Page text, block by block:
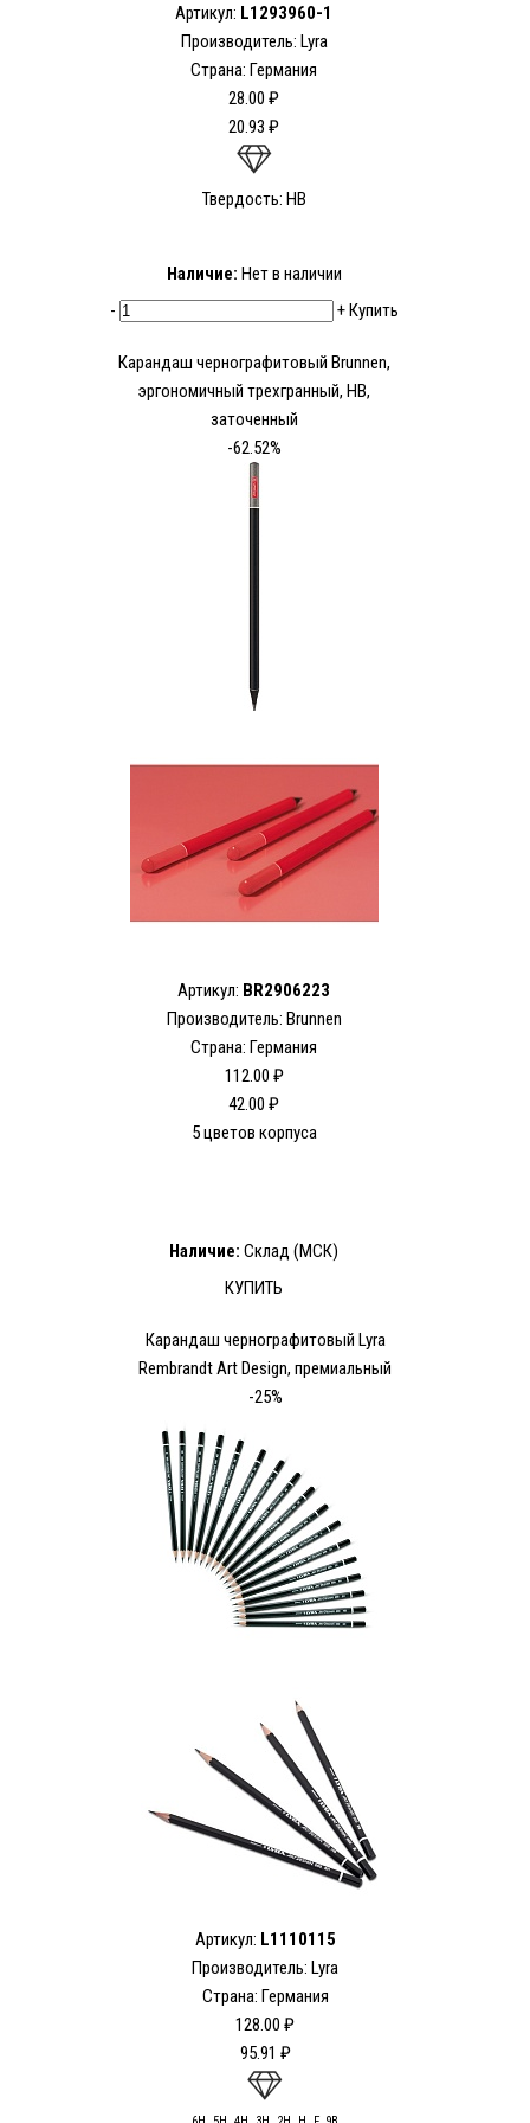
Артикул: L1293960-1
Производитель: Lyra
Страна: Германия
28.00 ₽
20.93 ₽
Твердость: HB
Наличие: Нет в наличии
-
+Купить
Карандаш чернографитовый Brunnen,
эргономичный трехгранный, HB,
заточенный
-62.52%
Артикул: BR2906223
Производитель: Brunnen
Страна: Германия
112.00 ₽
42.00 ₽
5 цветов корпуса
Наличие: Склад (МСК)
КУПИТЬ
Карандаш чернографитовый Lyra
Rembrandt Art Design, премиальный
-25%
Артикул: L1110115
Производитель: Lyra
Страна: Германия
128.00 ₽
95.91 ₽